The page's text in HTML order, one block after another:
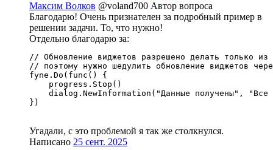
Maксим Волков @voland700 Автор вопроса
Благодарю! Очень признателен за подробный пример в
решении задачи. То, что нужно!
Отдельно благодарю за:
// Обновление виджетов разрешено делать только из
// поэтому нужно шедулить обновление виджетов
fyne.Do(func() {
    progress.Stop()
dialog.NewInformation("Данные получены", "Все
})
Угадали, с это проблемой я так же столкнулся.
Написано 25 сент. 2025